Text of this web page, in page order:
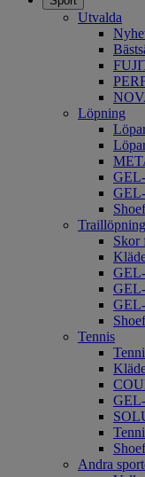
Utvalda
Löpning
Traillöpning
Skor
Tennis
Andra